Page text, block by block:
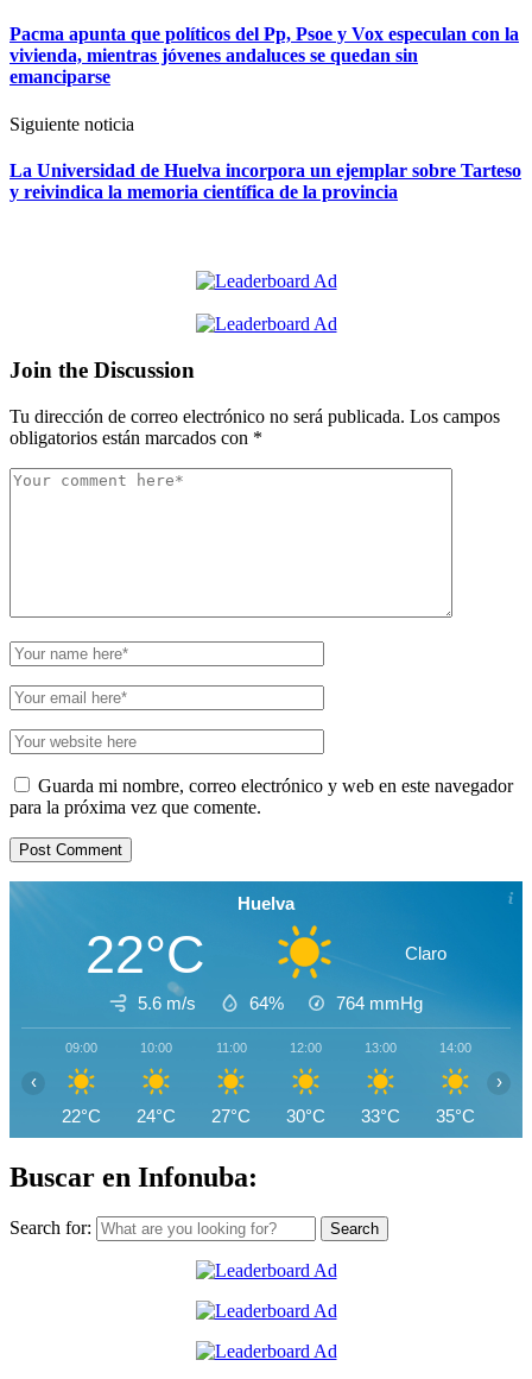
Pacma apunta que políticos del Pp, Psoe y Vox especulan con la
vivienda, mientras jóvenes andaluces se quedan sin
emanciparse
Siguiente noticia
La Universidad de Huelva incorpora un ejemplar sobre Tarteso
y reivindica la memoria científica de la provincia
Join the Discussion
Tu dirección de correo electrónico no será publicada. Los campos
obligatorios están marcados con *
Guarda mi nombre, correo electrónico y web en este navegador
para la próxima vez que comente.
Huelva
22°C Claro
5.6 m/s 64% 764 mmHg
09:00
22°C
10:00
24°C
11:00
27°C
12:00
30°C
13:00
33°C
14:00
35°C
‹ ›
Buscar en Infonuba:
Search for: